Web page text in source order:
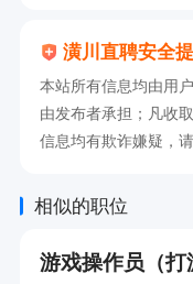
潢川直聘安全
本站所有信息均由用
由发布者承担；凡收
信息均有欺诈嫌疑，
相似的职位
游戏操作员（打